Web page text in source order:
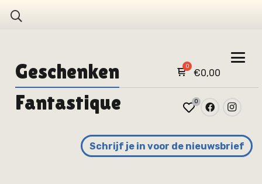
Geschenken €0,00
Fantastique 0
Schrijf je in voor de nieuwsbrief